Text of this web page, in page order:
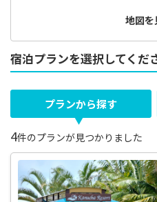
地図を
宿泊プランを選択してくだ
プランから探す
4件のプランが見つかりました